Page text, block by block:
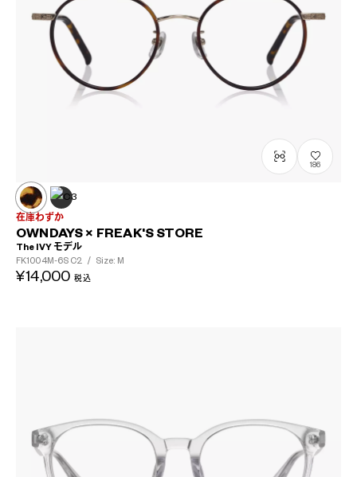
186
在庫わずか
OWNDAYS × FREAK'S STORE
The IVY モデル
FK1004M-6S C2 / Size: M
¥14,000 税込